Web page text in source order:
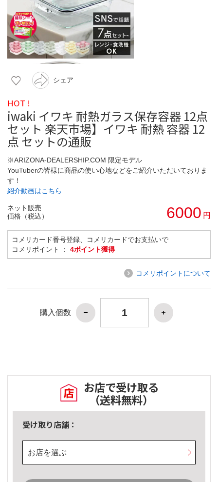
シェア
HOT !
iwaki イワキ 耐熱ガラス保存容器 12点
セット 楽天市場】イワキ 耐熱 容器 12
点 セットの通販
※ARIZONA-DEALERSHIP.COM 限定モデル
YouTuberの皆様に商品の使い心地などをご紹介いただいておりま
す！
紹介動画はこちら
ネット販売
価格（税込）
6000 円
コメリカード番号登録、コメリカードでお支払いで
コメリポイント ： 4ポイント獲得
コメリポイントについて
購入個数
お店で受け取る
（送料無料）
受け取り店舗：
お店を選ぶ